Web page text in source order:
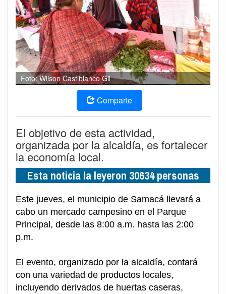
Foto: Wilson Castiblanco Gil
Comparte
El objetivo de esta actividad,
organizada por la alcaldía, es fortalecer
la economía local.
Esta noticia la leyeron 30634 personas
Este jueves, el municipio de Samacá llevará a
cabo un mercado campesino en el Parque
Principal, desde las 8:00 a.m. hasta las 2:00
p.m.
El evento, organizado por la alcaldía, contará
con una variedad de productos locales,
incluyendo derivados de huertas caseras,